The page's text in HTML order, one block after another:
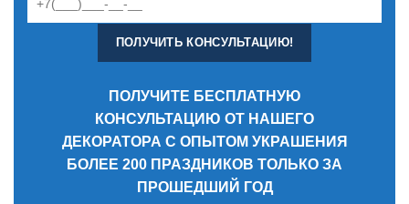
ПОЛУЧИТЕ БЕСПЛАТНУЮ
КОНСУЛЬТАЦИЮ ОТ НАШЕГО
ДЕКОРАТОРА С ОПЫТОМ УКРАШЕНИЯ
БОЛЕЕ 200 ПРАЗДНИКОВ ТОЛЬКО ЗА
ПРОШЕДШИЙ ГОД